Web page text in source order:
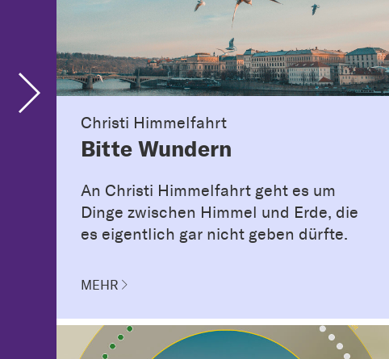
Christi Himmelfahrt
Bitte Wundern
An Christi Himmelfahrt geht es um
Dinge zwischen Himmel und Erde, die
es eigentlich gar nicht geben dürfte.
MEHR